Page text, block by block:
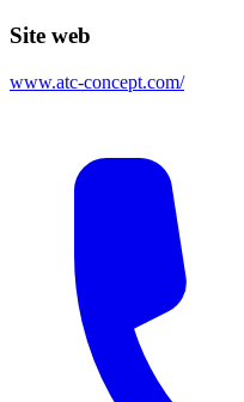
Site web
www.atc-concept.com/